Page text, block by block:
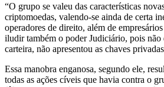
“O grupo se valeu das características
criptomoedas, valendo-se ainda de certa
operadores de direito, além de
iludir também o poder Judiciário, pois não
carteira, não apresentou as chaves
Essa manobra enganosa, segundo ele,
todas as ações cíveis que havia contra o